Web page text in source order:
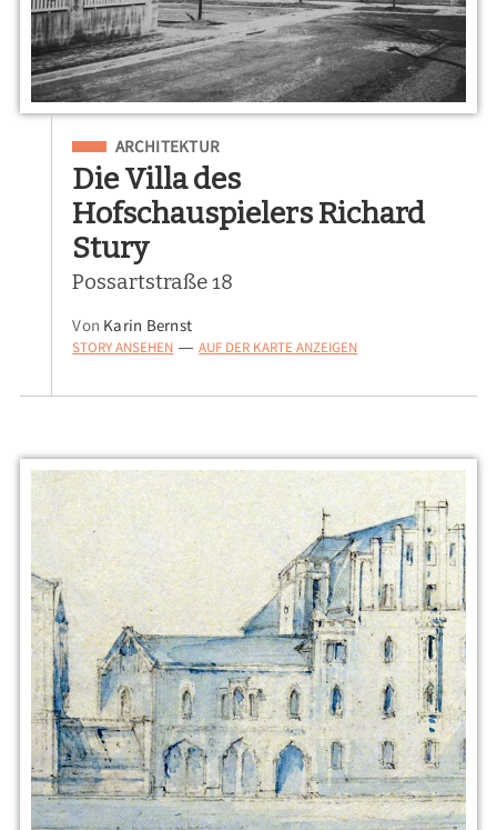
Eingeordnet unter
ARCHITEKTUR
Die Villa des
Hofschauspielers Richard
Stury
Possartstraße 18
Von Karin Bernst
STORY ANSEHEN — AUF DER KARTE ANZEIGEN